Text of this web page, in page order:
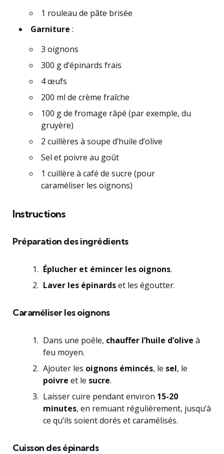
1 rouleau de pâte brisée
Garniture :
3 oignons
300 g d’épinards frais
4 œufs
200 ml de crème fraîche
100 g de fromage râpé (par exemple, du
gruyère)
2 cuillères à soupe d’huile d’olive
Sel et poivre au goût
1 cuillère à café de sucre (pour
caraméliser les oignons)
Instructions
Préparation des ingrédients
Éplucher et émincer les oignons.
Laver les épinardset les égoutter.
Caraméliser les oignons
Dans une poêle, chauffer l’huile d’olive à
feu moyen.
Ajouter les oignons émincés, le sel, le
poivre et le sucre.
Laisser cuire pendant environ 15-20
minutes, en remuant régulièrement, jusqu’à
ce qu’ils soient dorés et caramélisés.
Cuisson des épinards